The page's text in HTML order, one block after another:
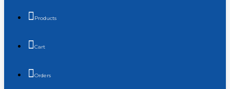
Products
Cart
Orders